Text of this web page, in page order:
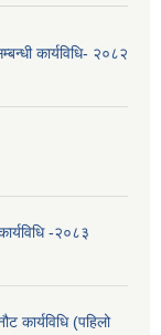
कार्यविधि- २०८२
-२०८३
कार्यविधि (पहिलो